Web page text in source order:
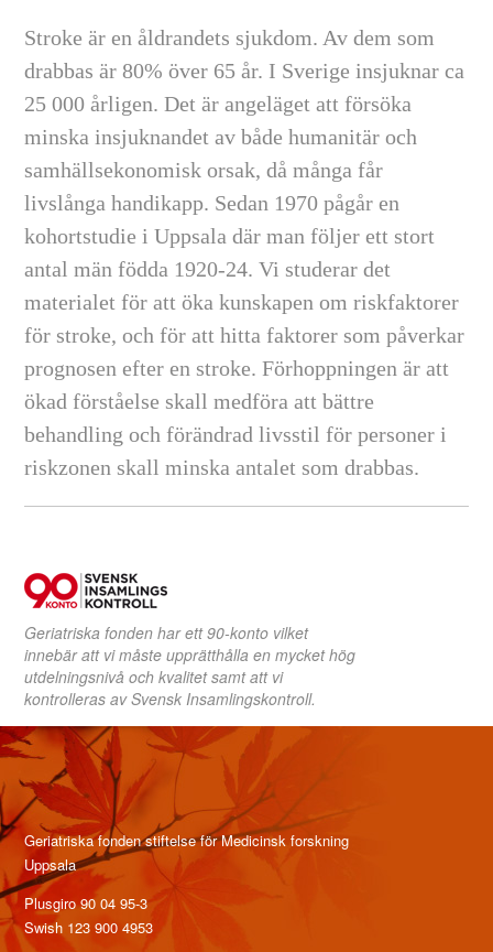
Stroke är en åldrandets sjukdom. Av dem som
drabbas är 80% över 65 år. I Sverige insjuknar ca
25 000 årligen. Det är angeläget att försöka
minska insjuknandet av både humanitär och
samhällsekonomisk orsak, då många får
livslånga handikapp. Sedan 1970 pågår en
kohortstudie i Uppsala där man följer ett stort
antal män födda 1920-24. Vi studerar det
materialet för att öka kunskapen om riskfaktorer
för stroke, och för att hitta faktorer som påverkar
prognosen efter en stroke. Förhoppningen är att
ökad förståelse skall medföra att bättre
behandling och förändrad livsstil för personer i
riskzonen skall minska antalet som drabbas.
Geriatriska fonden har ett 90-konto vilket
innebär att vi måste upprätthålla en mycket hög
utdelningsnivå och kvalitet samt att vi
kontrolleras av Svensk Insamlingskontroll.
Geriatriska fonden stiftelse för Medicinsk forskning
Uppsala
Plusgiro 90 04 95-3
Swish 123 900 4953